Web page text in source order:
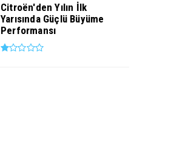
Citroën'den Yılın İlk
Yarısında Güçlü Büyüme
Performansı